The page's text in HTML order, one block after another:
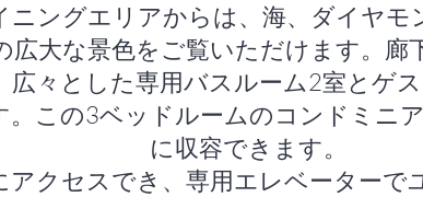
ニングエリアからは、海、ダイヤモ
広大な景色をご覧いただけます。廊
広々とした専用バスルーム2室とゲ
。この3ベッドルームのコンドミニ
に収容できます。
アクセスでき、専用エレベーターで